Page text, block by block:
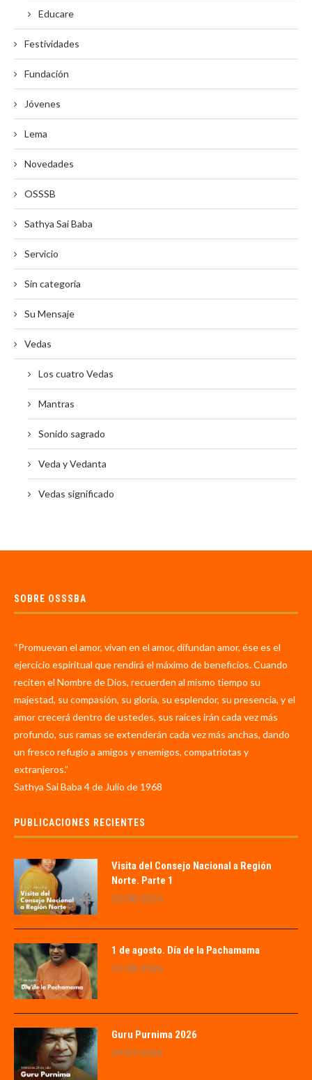
Educare
Festividades
Fundación
Jóvenes
Lema
Novedades
OSSSB
Sathya Sai Baba
Servicio
Sin categoría
Su Mensaje
Vedas
Los cuatro Vedas
Mantras
Sonido sagrado
Veda y Vedanta
Vedas significado
SOBRE OSSSBA
“Promuevan el amor, vivan en el amor, difundan amor, ése es el
ejercicio espiritual que rendirá el máximo de beneficios. Cuando
reciten el Nombre de Dios, recuerden al mismo tiempo su
majestad, su compasión, su gloria, su esplendor, su presencia, y el
amor crecerá dentro de ustedes, sus raíces irán cada vez más
profundo, sus ramas se extenderán cada vez más anchas, dando
un fresco refugio a amigos y enemigos, compatriotas y
extranjeros.”
Sathya Sai Baba 4 de Julio de 1968
PUBLICACIONES RECIENTES
Visita del Consejo Nacional a Región
Norte. Parte 1
02/08/2026
1 de agosto. Día de la Pachamama
01/08/2026
Guru Purnima 2026
29/07/2026